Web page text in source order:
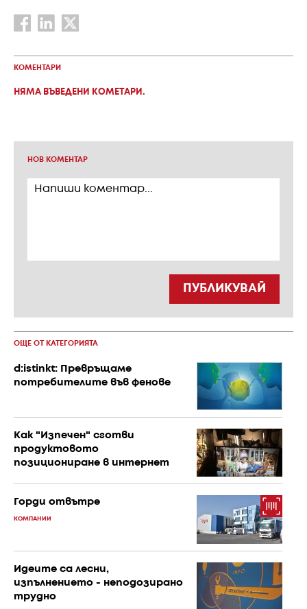
КОМЕНТАРИ
НЯМА ВЪВЕДЕНИ КОМЕТАРИ.
НОВ КОМЕНТАР
ПУБЛИКУВАЙ
ОЩЕ ОТ КАТЕГОРИЯТА
d:istinkt: Превръщаме
потребителите във фенове
Как "Изпечен" сготви
продуктовото
позициониране в интернет
Горди отвътре
КОМПАНИИ
Идеите са лесни,
изпълнението - неподозирано
трудно